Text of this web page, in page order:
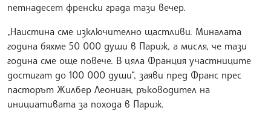
петнадесет френски града тази вечер.
„Наистина сме изключително щастливи. Миналата
година бяхме 50 000 души в Париж, а мисля, че тази
година сме още повече. В цяла Франция участниците
достигат до 100 000 души“, заяви пред Франс прес
пасторът Жилбер Леониан, ръководител на
инициативата за похода в Париж.